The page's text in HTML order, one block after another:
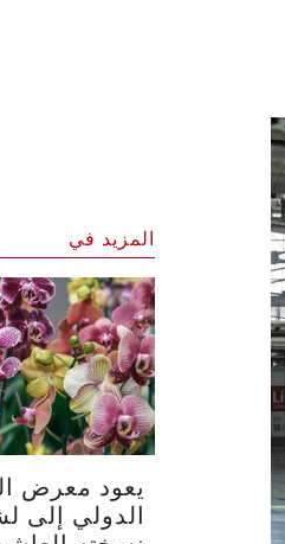
المزيد في
يعود معرض
الدولي إلى